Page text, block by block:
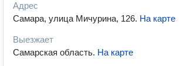
Адрес
Самара, улица Мичурина, 126. На карте
Выезжает
Самарская область. На карте